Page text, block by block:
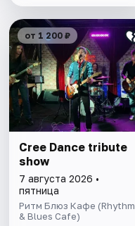
от 1 200 ₽
Cree Dance tribute
show
7 августа 2026 •
пятница
Ритм Блюз Кафе (Rhythm
& Blues Cafe)